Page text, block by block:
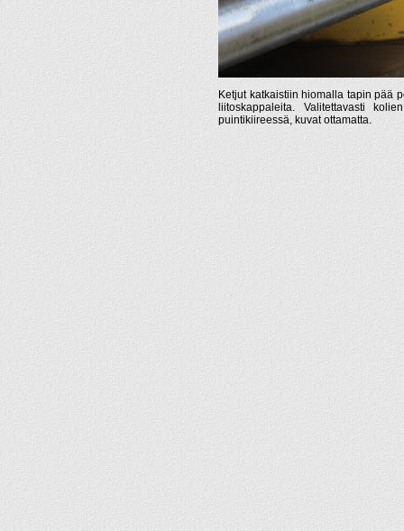
Ketjut katkaistiin hiomalla tapin pää
liitoskappaleita. Valitettavasti
puintikiireessä, kuvat ottamatta.